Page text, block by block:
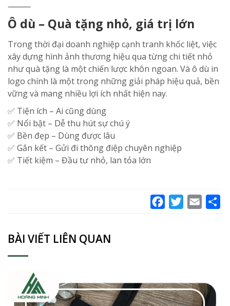
⸻
Ô dù – Quà tặng nhỏ, giá trị lớn
Trong thời đại doanh nghiệp cạnh tranh khốc liệt, việc
xây dựng hình ảnh thương hiệu qua từng chi tiết nhỏ
như quà tặng là một chiến lược khôn ngoan. Và ô dù in
logo chính là một trong những giải pháp hiệu quả, bền
vững và mang nhiều lợi ích nhất hiện nay.
✅ Tiện ích – Ai cũng dùng
✅ Nổi bật – Dễ thu hút sự chú ý
✅ Bền đẹp – Dùng được lâu
✅ Gắn kết – Gửi đi thông điệp chuyên nghiệp
✅ Tiết kiệm – Đầu tư nhỏ, lan tỏa lớn
FacebookTwitterEmail
BÀI VIẾT LIÊN QUAN